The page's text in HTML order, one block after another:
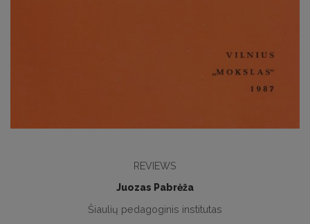
REVIEWS
Juozas Pabrėža
Šiaulių pedagoginis institutas